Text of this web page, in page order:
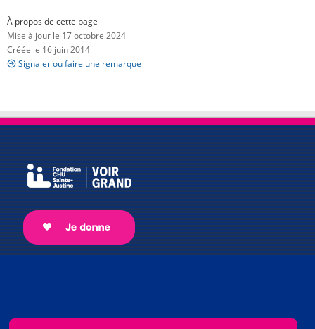
À propos de cette page
Mise à jour le 17 octobre 2024
Créée le 16 juin 2014
Signaler ou faire une remarque